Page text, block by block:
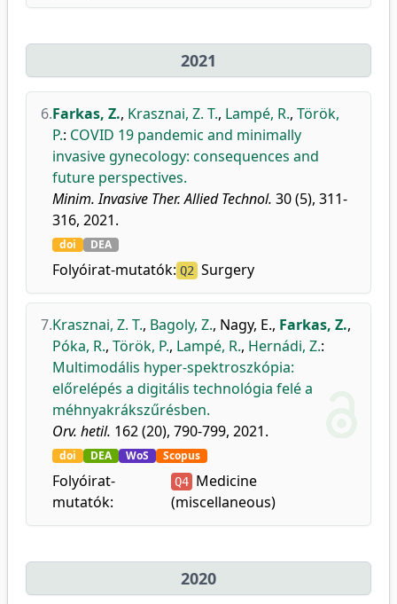
2021
6.Farkas, Z., Krasznai, Z. T., Lampé, R., Török,
P.: COVID 19 pandemic and minimally
invasive gynecology: consequences and
future perspectives.
Minim. Invasive Ther. Allied Technol. 30 (5), 311-
316, 2021.
doi DEA
Folyóirat-mutatók: Q2 Surgery
7.Krasznai, Z. T., Bagoly, Z., Nagy, E., Farkas, Z.,
Póka, R., Török, P., Lampé, R., Hernádi, Z.:
Multimodális hyper-spektroszkópia:
előrelépés a digitális technológia felé a
méhnyakrákszűrésben.
Orv. hetil. 162 (20), 790-799, 2021.
doi DEA WoS Scopus
Folyóirat-
mutatók:
Q4 Medicine
(miscellaneous)
2020